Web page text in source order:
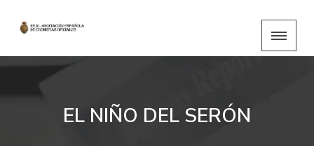
EL NIÑO DEL SERÓN